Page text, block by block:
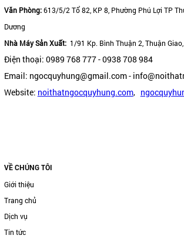
Văn Phòng:613/5/2 Tổ 82, KP 8, Phường Phú Lợi TP
Dương
Nhà Máy Sản Xuất: 1/91 Kp. Bình Thuận 2, Thuận
Điện thoại: 0989 768 777 - 0938 708 984
Email: ngocquyhung@gmail.com -
Website: noithatngocquyhung.com,
VỀ CHÚNG TÔI
Giới thiệu
Trang chủ
Dịch vụ
Tin tức